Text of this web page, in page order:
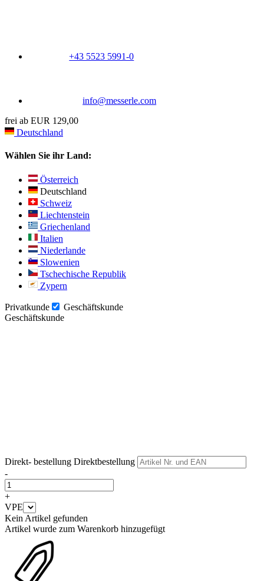
+43 5523 5991-0
info@messerle.com
frei ab EUR 129,00
Deutschland
Wählen Sie ihr Land:
Österreich
Deutschland
Schweiz
Liechtenstein
Griechenland
Italien
Niederlande
Slowenien
Tschechische Republik
Zypern
Privatkunde
Geschäftskunde
Geschäftskunde
Direkt- bestellung Direktbestellung
-
+
VPE
Kein Artikel gefunden
Artikel wurde zum Warenkorb hinzugefügt